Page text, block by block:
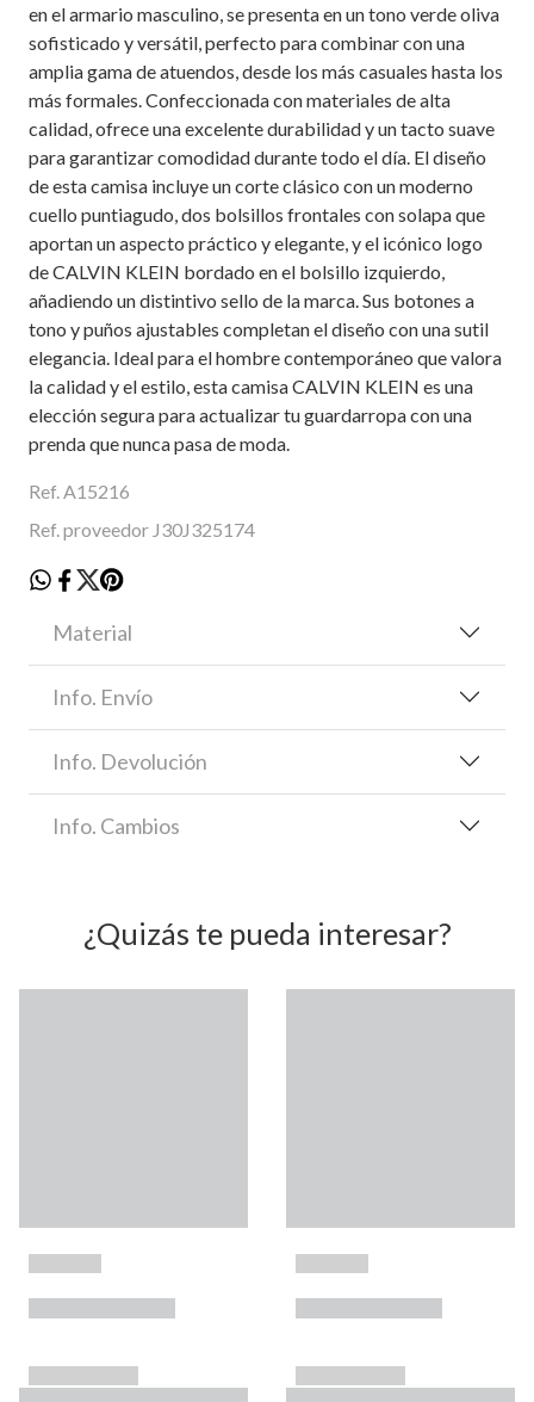
en el armario masculino, se presenta en un tono verde oliva
sofisticado y versátil, perfecto para combinar con una
amplia gama de atuendos, desde los más casuales hasta los
más formales. Confeccionada con materiales de alta
calidad, ofrece una excelente durabilidad y un tacto suave
para garantizar comodidad durante todo el día. El diseño
de esta camisa incluye un corte clásico con un moderno
cuello puntiagudo, dos bolsillos frontales con solapa que
aportan un aspecto práctico y elegante, y el icónico logo
de CALVIN KLEIN bordado en el bolsillo izquierdo,
añadiendo un distintivo sello de la marca. Sus botones a
tono y puños ajustables completan el diseño con una sutil
elegancia. Ideal para el hombre contemporáneo que valora
la calidad y el estilo, esta camisa CALVIN KLEIN es una
elección segura para actualizar tu guardarropa con una
prenda que nunca pasa de moda.
Ref. A15216
Ref. proveedor J30J325174
Material
Info. Envío
Info. Devolución
Info. Cambios
¿Quizás te pueda interesar?